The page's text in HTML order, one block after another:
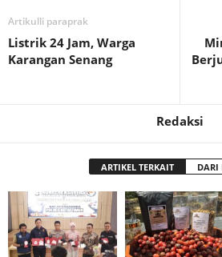
Artikulli paraprak
Listrik 24 Jam, Warga
Karangan Senang
Redaksi
ARTIKEL TERKAIT DARI